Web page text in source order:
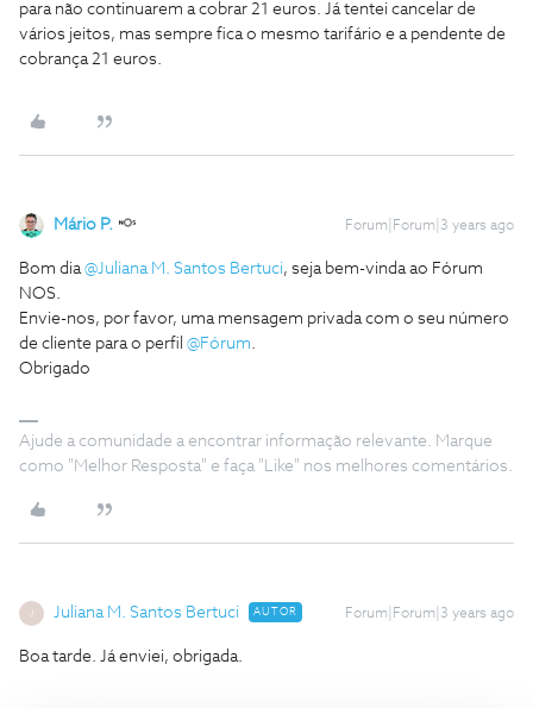
para não continuarem a cobrar 21 euros. Já tentei cancelar de
vários jeitos, mas sempre fica o mesmo tarifário e a pendente de
cobrança 21 euros.
Mário P. Forum|Forum|3 years ago
Bom dia@Juliana M. Santos Bertuci, seja bem-vinda ao Fórum
NOS.
Envie-nos, por favor, uma mensagem privada com o seu número
de cliente para o perfil @Fórum.
Obrigado
Ajude a comunidade a encontrar informação relevante. Marque
como "Melhor Resposta" e faça "Like" nos melhores comentários.
Juliana M. Santos Bertuci AUTOR Forum|Forum|3 years ago
Boa tarde. Já enviei, obrigada.